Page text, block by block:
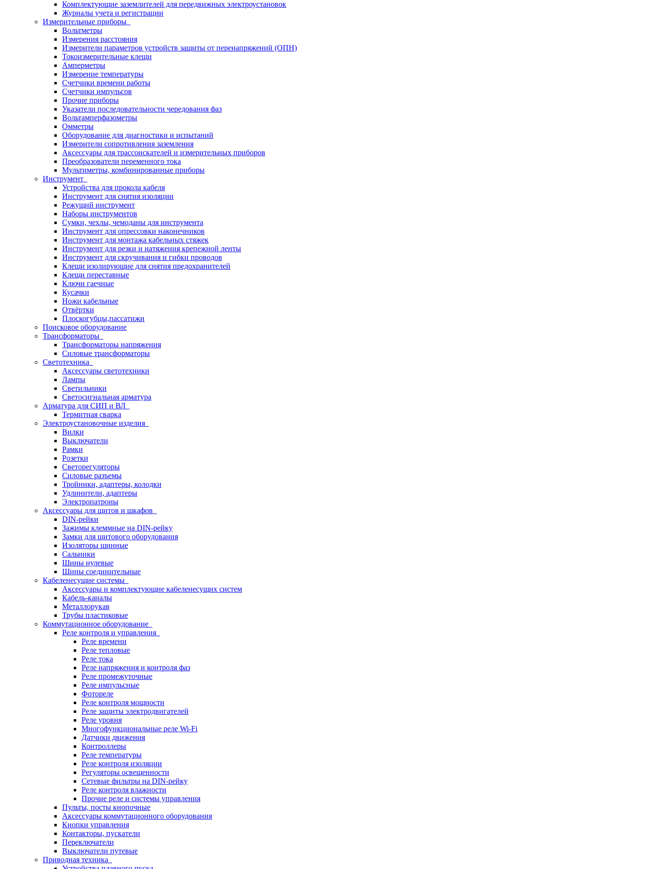
Комплектующие заземлителей для передвижных электроустановок
Журналы учета и регистрации
Измерительные приборы
Вольтметры
Измерения расстояния
Измерители параметров устройств защиты от перенапряжений (ОПН)
Токоизмерительные клещи
Амперметры
Измерение температуры
Счетчики времени работы
Счетчики импульсов
Прочие приборы
Указатели последовательности чередования фаз
Вольтамперфазометры
Омметры
Оборудование для диагностики и испытаний
Измерители сопротивления заземления
Аксессуары для трассоискателей и измерительных приборов
Преобразователи переменного тока
Мультиметры, комбинированные приборы
Инструмент
Устройства для прокола кабеля
Инструмент для снятия изоляции
Режущий инструмент
Наборы инструментов
Сумки, чехлы, чемоданы для инструмента
Инструмент для опрессовки наконечников
Инструмент для монтажа кабельных стяжек
Инструмент для резки и натяжения крепежной ленты
Инструмент для скручивания и гибки проводов
Клещи изолирующие для снятия предохранителей
Клещи переставные
Ключи гаечные
Кусачки
Ножи кабельные
Отвёртки
Плоскогубцы,пассатижи
Поисковое оборудование
Трансформаторы
Трансформаторы напряжения
Силовые трансформаторы
Светотехника
Аксессуары светотехники
Лампы
Светильники
Светосигнальная арматура
Арматура для СИП и ВЛ
Термитная сварка
Электроустановочные изделия
Вилки
Выключатели
Рамки
Розетки
Светорегуляторы
Силовые разъемы
Тройники, адаптеры, колодки
Удлинители, адаптеры
Электропатроны
Аксессуары для щитов и шкафов
DIN-рейки
Зажимы клеммные на DIN-рейку
Замки для щитового оборудования
Изоляторы шинные
Сальники
Шины нулевые
Шины соединительные
Кабеленесущие системы
Аксессуары и комплектующие кабеленесущих систем
Кабель-каналы
Металлорукав
Трубы пластиковые
Коммутационное оборудование
Реле контроля и управления
Реле времени
Реле тепловые
Реле тока
Реле напряжения и контроля фаз
Реле промежуточные
Реле импульсные
Фотореле
Реле контроля мощности
Реле защиты электродвигателей
Реле уровня
Многофункциональные реле Wi-Fi
Датчики движения
Контроллеры
Реле температуры
Реле контроля изоляции
Регуляторы освещенности
Сетевые фильтры на DIN-рейку
Реле контроля влажности
Прочие реле и системы управления
Пульты, посты кнопочные
Аксессуары коммутационного оборудования
Кнопки управления
Контакторы, пускатели
Переключатели
Выключатели путевые
Приводная техника